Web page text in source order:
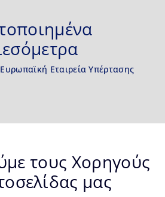
Εταιρεία Υπέρτασης
τους Χορηγούς
μας